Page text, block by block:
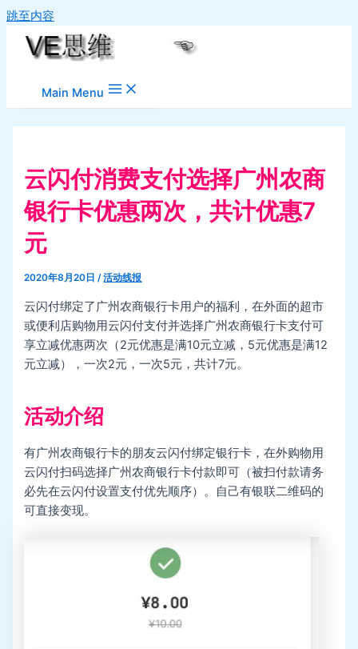
跳至内容
Main Menu
云闪付消费支付选择广州农商
银行卡优惠两次，共计优惠7
元
2020年8月20日/活动线报
云闪付绑定了广州农商银行卡用户的福利，在外面的超市
或便利店购物用云闪付支付并选择广州农商银行卡支付可
享立减优惠两次（2元优惠是满10元立减，5元优惠是满12
元立减），一次2元，一次5元，共计7元。
活动介绍
有广州农商银行卡的朋友云闪付绑定银行卡，在外购物用
云闪付扫码选择广州农商银行卡付款即可（被扫付款请务
必先在云闪付设置支付优先顺序）。自己有银联二维码的
可直接变现。